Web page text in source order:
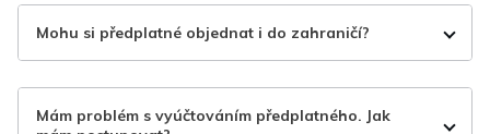
Mohu si předplatné objednat i do zahraničí?
Mám problém s vyúčtováním předplatného. Jak